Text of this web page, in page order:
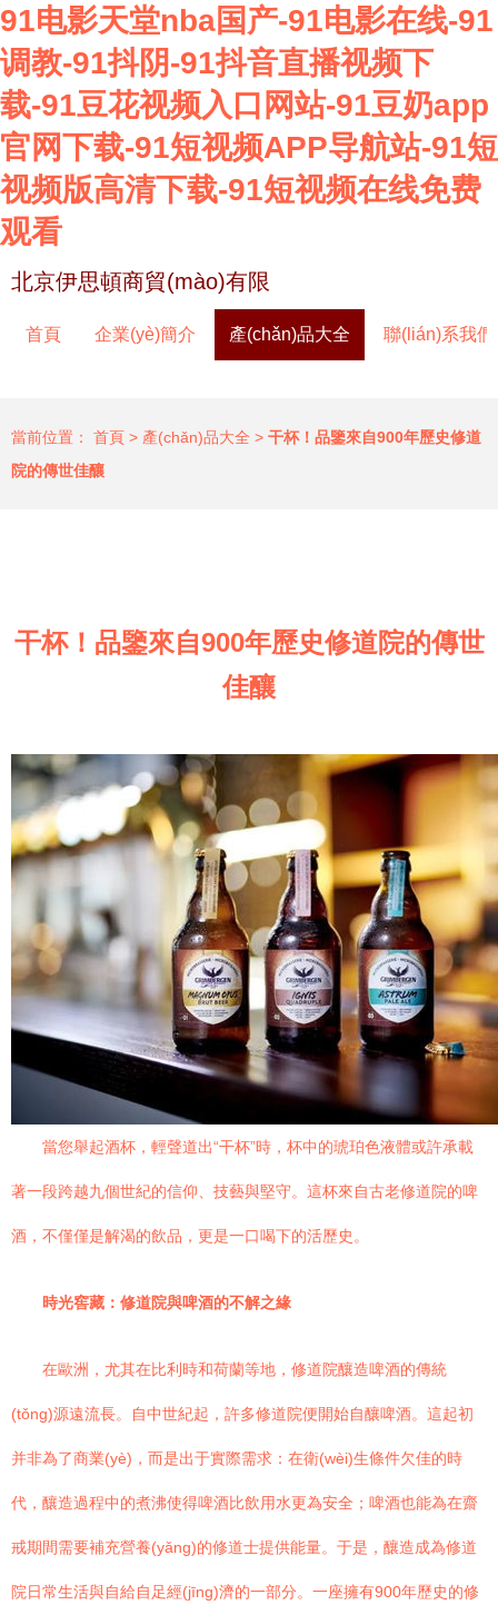
91电影天堂nba国产-91电影在线-91
调教-91抖阴-91抖音直播视频下
载-91豆花视频入口网站-91豆奶app
官网下载-91短视频APP导航站-91短
视频版高清下载-91短视频在线免费
观看
北京伊思頓商貿(mào)有限
首頁 企業(yè)簡介 產(chǎn)品大全 聯(lián)系我們
當前位置： 首頁 > 產(chǎn)品大全 > 干杯！品鑒來自900年歷史修道
院的傳世佳釀
干杯！品鑒來自900年歷史修道院的傳世
佳釀
當您舉起酒杯，輕聲道出“干杯”時，杯中的琥珀色液體或許承載
著一段跨越九個世紀的信仰、技藝與堅守。這杯來自古老修道院的啤
酒，不僅僅是解渴的飲品，更是一口喝下的活歷史。
時光窖藏：修道院與啤酒的不解之緣
在歐洲，尤其在比利時和荷蘭等地，修道院釀造啤酒的傳統
(tǒng)源遠流長。自中世紀起，許多修道院便開始自釀啤酒。這起初
并非為了商業(yè)，而是出于實際需求：在衛(wèi)生條件欠佳的時
代，釀造過程中的煮沸使得啤酒比飲用水更為安全；啤酒也能為在齋
戒期間需要補充營養(yǎng)的修道士提供能量。于是，釀造成為修道
院日常生活與自給自足經(jīng)濟的一部分。一座擁有900年歷史的修